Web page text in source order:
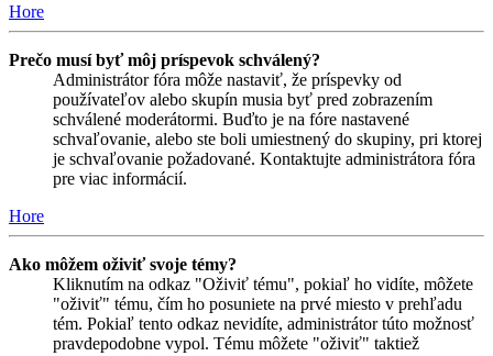
Hore
Prečo musí byť môj príspevok schválený?
Administrátor fóra môže nastaviť, že príspevky od
používateľov alebo skupín musia byť pred zobrazením
schválené moderátormi. Buďto je na fóre nastavené
schvaľovanie, alebo ste boli umiestnený do skupiny, pri ktorej
je schvaľovanie požadované. Kontaktujte administrátora fóra
pre viac informácií.
Hore
Ako môžem oživiť svoje témy?
Kliknutím na odkaz "Oživiť tému", pokiaľ ho vidíte, môžete
"oživiť" tému, čím ho posuniete na prvé miesto v prehľadu
tém. Pokiaľ tento odkaz nevidíte, administrátor túto možnosť
pravdepodobne vypol. Tému môžete "oživiť" taktiež